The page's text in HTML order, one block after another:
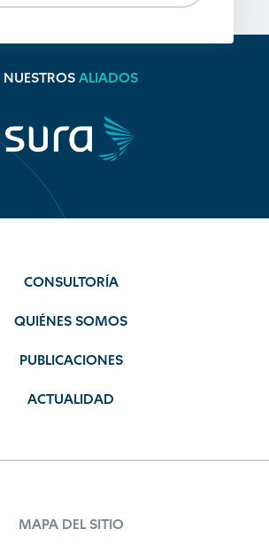
NUESTROS ALIADOS
CONSULTORÍA
QUIÉNES SOMOS
PUBLICACIONES
ACTUALIDAD
MAPA DEL SITIO